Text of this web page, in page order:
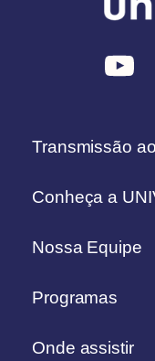
Transmissão
Conheça a
Nossa Equipe
Programas
Onde assistir